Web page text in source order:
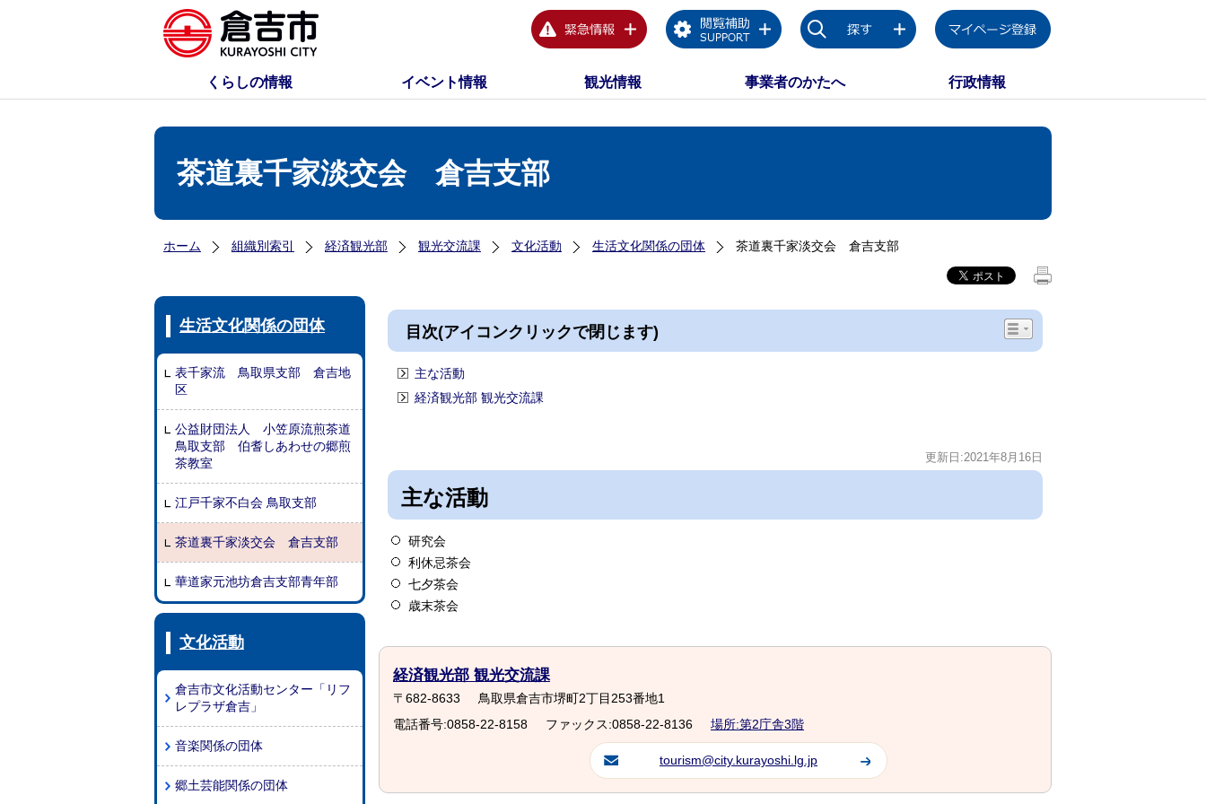
くらしの情報 イベント情報 観光情報 事業者のかたへ 行政情報
茶道裏千家淡交会 倉吉支部
ホーム 組織別索引 経済観光部 観光交流課 文化活動 生活文化関係の団体 茶道裏千家淡交会 倉吉支部
生活文化関係の団体
表千家流 鳥取県支部 倉吉地
区
公益財団法人 小笠原流煎茶道
鳥取支部 伯耆しあわせの郷煎
茶教室
江戸千家不白会 鳥取支部
茶道裏千家淡交会 倉吉支部
華道家元池坊倉吉支部青年部
文化活動
倉吉市文化活動センター「リフ
レプラザ倉吉」
音楽関係の団体
郷土芸能関係の団体
目次(アイコンクリックで閉じます)
主な活動
経済観光部 観光交流課
更新日:2021年8月16日
主な活動
研究会
利休忌茶会
七夕茶会
歳末茶会
経済観光部 観光交流課
〒682-8633
鳥取県倉吉市堺町2丁目253番地1
電話番号:0858-22-8158
ファックス:0858-22-8136 場所:第2庁舎3階
tourism@city.kurayoshi.lg.jp